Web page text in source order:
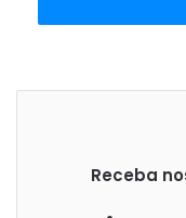
Segundo dados do
49 segundos um
2021, foram
que representa uma
Receba